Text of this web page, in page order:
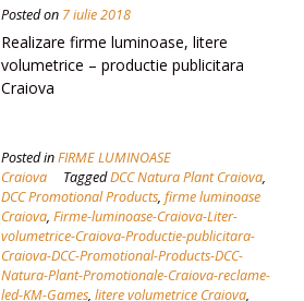
Posted on 7 iulie 2018
Realizare firme luminoase, litere
volumetrice – productie publicitara
Craiova
Posted inFIRME LUMINOASE
Craiova
TaggedDCC Natura Plant Craiova,
DCC Promotional Products, firme luminoase
Craiova, Firme-luminoase-Craiova-Liter-
volumetrice-Craiova-Productie-publicitara-
Craiova-DCC-Promotional-Products-DCC-
Natura-Plant-Promotionale-Craiova-reclame-
led-KM-Games, litere volumetrice Craiova,